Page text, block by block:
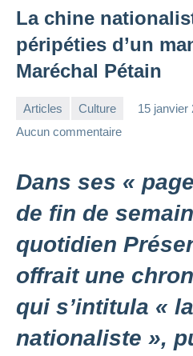
La chine
péripéties d’un
Maréchal Pétain
Articles Culture 15 janvier
Aucun commentaire
Dans ses «
de fin de
quotidien
offrait une
qui s’intitula «
nationaliste »,